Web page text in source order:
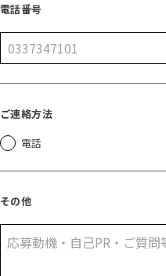
電話番号
ご連絡方法
電話
その他